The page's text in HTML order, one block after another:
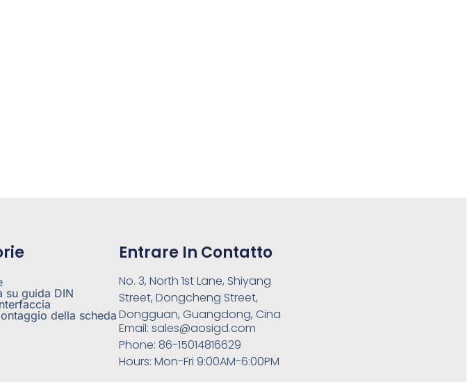
su guida DIN
della scheda
Entrare In Contatto
No. 3, North 1st Lane, Shiyang
Street, Dongcheng Street,
Dongguan, Guangdong, Cina
Email:sales@aosigd.com
Phone:86-15014816629
Hours:Mon-Fri 9:00AM-6:00PM